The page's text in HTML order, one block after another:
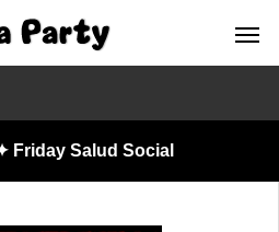
Friday Salud Social